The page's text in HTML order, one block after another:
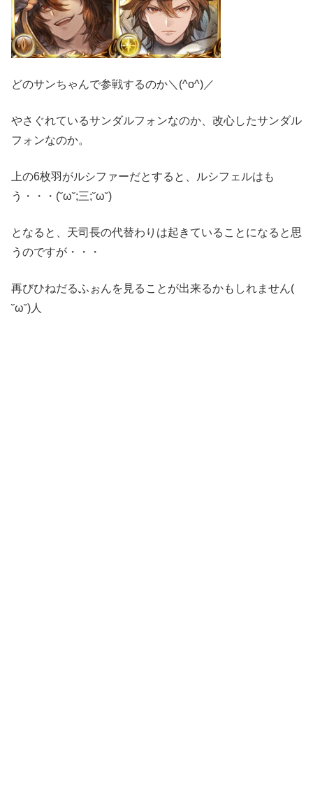
どのサンちゃんで参戦するのか＼(^o^)／
やさぐれているサンダルフォンなのか、改心したサンダル
フォンなのか。
上の6枚羽がルシファーだとすると、ルシフェルはも
う・・・(˘ω˘;三;˘ω˘)
となると、天司長の代替わりは起きていることになると思
うのですが・・・
再びひねだるふぉんを見ることが出来るかもしれません(
˘ω˘)人